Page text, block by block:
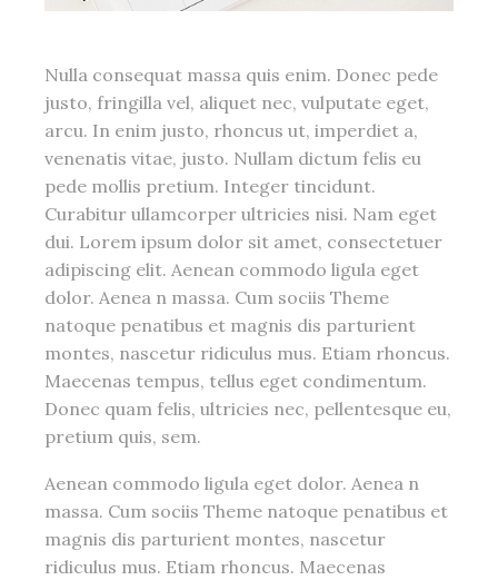
Nulla consequat massa quis enim. Donec pede
justo, fringilla vel, aliquet nec, vulputate eget,
arcu. In enim justo, rhoncus ut, imperdiet a,
venenatis vitae, justo. Nullam dictum felis eu
pede mollis pretium. Integer tincidunt.
Curabitur ullamcorper ultricies nisi. Nam eget
dui. Lorem ipsum dolor sit amet, consectetuer
adipiscing elit. Aenean commodo ligula eget
dolor. Aenea n massa. Cum sociis Theme
natoque penatibus et magnis dis parturient
montes, nascetur ridiculus mus. Etiam rhoncus.
Maecenas tempus, tellus eget condimentum.
Donec quam felis, ultricies nec, pellentesque eu,
pretium quis, sem.
Aenean commodo ligula eget dolor. Aenea n
massa. Cum sociis Theme natoque penatibus et
magnis dis parturient montes, nascetur
ridiculus mus. Etiam rhoncus. Maecenas